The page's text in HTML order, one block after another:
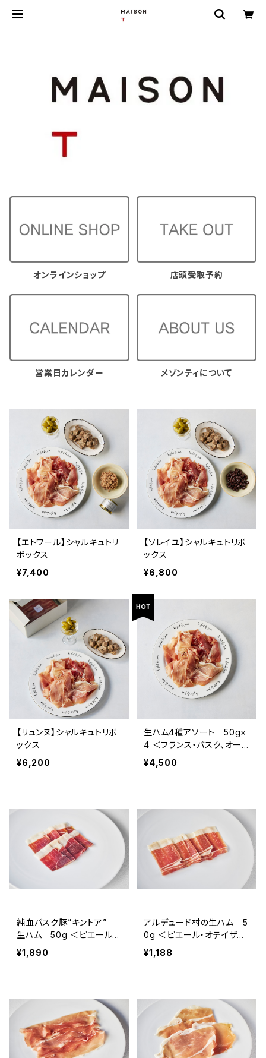
オンラインショップ 店頭受取予約
営業日カレンダー メゾンティについて
【エトワール】シャルキュトリ
ボックス
¥7,400
【ソレイユ】シャルキュトリボ
ックス
¥6,800
【リュンヌ】シャルキュトリボ
ックス
¥6,200
生ハム4種アソート 50g×
4 ＜フランス・バスク、オー
ヴェルニュ＞
¥4,500
純血バスク豚”キントア”
生ハム 50g ＜ピエール・
オテイザ＞(フランス・バス
ク)
¥1,890
アルデュード村の生ハム 5
0g ＜ピエール・オテイザ＞
(フランス・バスク)
¥1,188